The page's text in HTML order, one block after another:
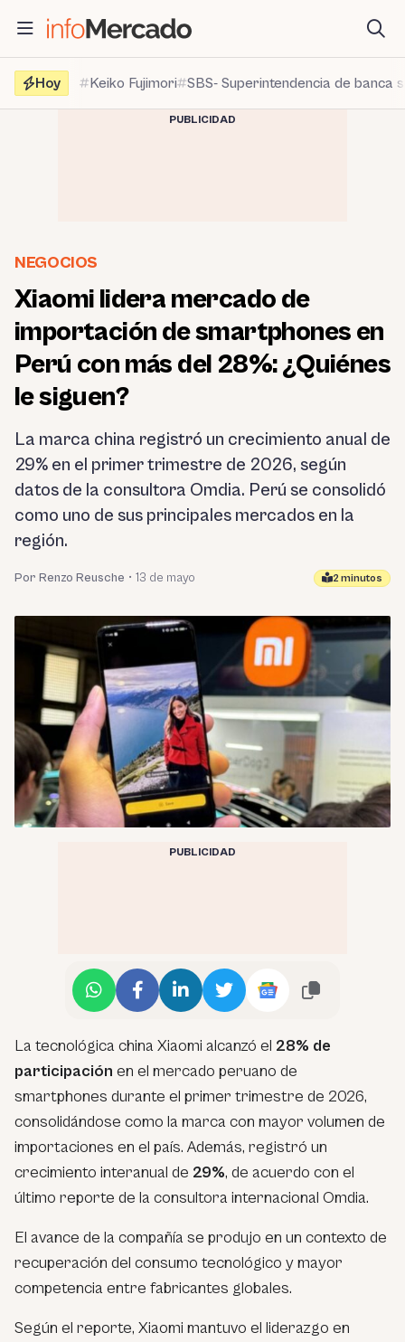
contenido
Hoy
Keiko Fujimori SBS- Superintendencia de banca
PUBLICIDAD
NEGOCIOS
Xiaomi lidera mercado de
importación de smartphones en
Perú con más del 28%: ¿Quiénes
le siguen?
La marca china registró un crecimiento anual de
29% en el primer trimestre de 2026, según
datos de la consultora Omdia. Perú se consolidó
como uno de sus principales mercados en la
región.
Por Renzo Reusche • 13 de mayo 2 minutos
PUBLICIDAD
La tecnológica china Xiaomi alcanzó el 28% de
participación en el mercado peruano de
smartphones durante el primer trimestre de 2026,
consolidándose como la marca con mayor volumen de
importaciones en el país. Además, registró un
crecimiento interanual de 29%, de acuerdo con el
último reporte de la consultora internacional Omdia.
El avance de la compañía se produjo en un contexto de
recuperación del consumo tecnológico y mayor
competencia entre fabricantes globales.
Según el reporte, Xiaomi mantuvo el liderazgo en